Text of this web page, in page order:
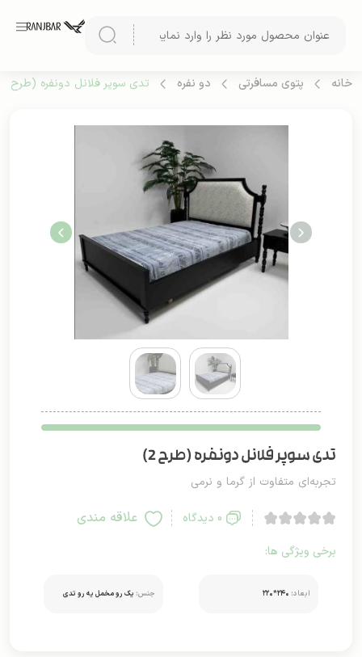
خانه پتوی مسافرتی دو نفره تدی سوپر فلانل دونفره (طرح 2)
تدی سوپر فلانل دونفره (طرح 2)
تجربه‌ای متفاوت از گرما و نرمی
0 دیدگاه علاقه مندی
برخی ویژگی ها:
ابعاد: ۲۴۰*۲۲۰ جنس: یک رو مخمل یه رو‌ تدی